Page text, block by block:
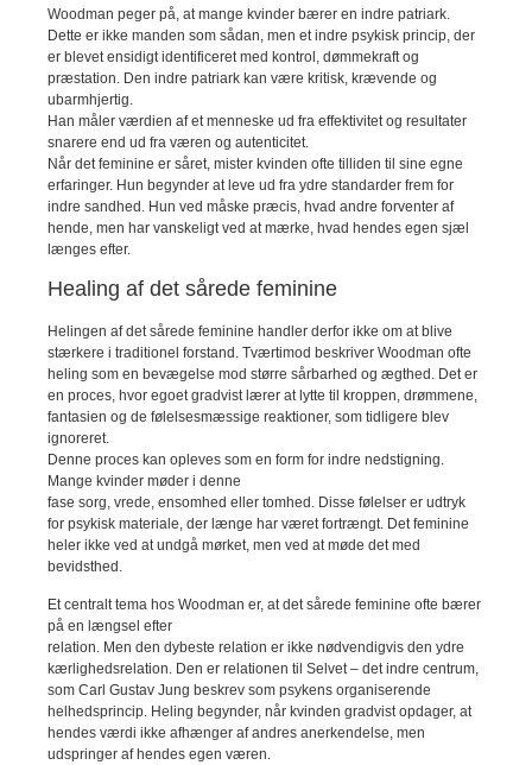
Woodman peger på, at mange kvinder bærer en indre patriark.
Dette er ikke manden som sådan, men et indre psykisk princip, der
er blevet ensidigt identificeret med kontrol, dømmekraft og
præstation. Den indre patriark kan være kritisk, krævende og
ubarmhjertig.
Han måler værdien af et menneske ud fra effektivitet og resultater
snarere end ud fra væren og autenticitet.
Når det feminine er såret, mister kvinden ofte tilliden til sine egne
erfaringer. Hun begynder at leve ud fra ydre standarder frem for
indre sandhed. Hun ved måske præcis, hvad andre forventer af
hende, men har vanskeligt ved at mærke, hvad hendes egen sjæl
længes efter.
Healing af det sårede feminine
Helingen af det sårede feminine handler derfor ikke om at blive
stærkere i traditionel forstand. Tværtimod beskriver Woodman ofte
heling som en bevægelse mod større sårbarhed og ægthed. Det er
en proces, hvor egoet gradvist lærer at lytte til kroppen, drømmene,
fantasien og de følelsesmæssige reaktioner, som tidligere blev
ignoreret.
Denne proces kan opleves som en form for indre nedstigning.
Mange kvinder møder i denne
fase sorg, vrede, ensomhed eller tomhed. Disse følelser er udtryk
for psykisk materiale, der længe har været fortrængt. Det feminine
heler ikke ved at undgå mørket, men ved at møde det med
bevidsthed.
Et centralt tema hos Woodman er, at det sårede feminine ofte bærer
på en længsel efter
relation. Men den dybeste relation er ikke nødvendigvis den ydre
kærlighedsrelation. Den er relationen til Selvet – det indre centrum,
som Carl Gustav Jung beskrev som psykens organiserende
helhedsprincip. Heling begynder, når kvinden gradvist opdager, at
hendes værdi ikke afhænger af andres anerkendelse, men
udspringer af hendes egen væren.